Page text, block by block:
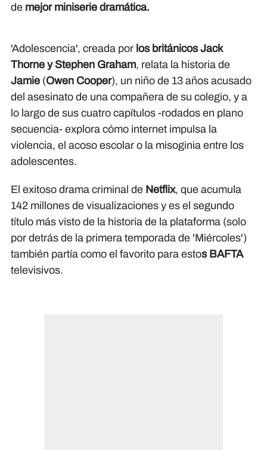
de mejor miniserie dramática.
'Adolescencia', creada por los británicos Jack
Thorne y Stephen Graham, relata la historia de
Jamie (Owen Cooper), un niño de 13 años acusado
del asesinato de una compañera de su colegio, y a
lo largo de sus cuatro capítulos -rodados en plano
secuencia- explora cómo internet impulsa la
violencia, el acoso escolar o la misoginia entre los
adolescentes.
El exitoso drama criminal de Netflix, que acumula
142 millones de visualizaciones y es el segundo
título más visto de la historia de la plataforma (solo
por detrás de la primera temporada de 'Miércoles')
también partía como el favorito para estos BAFTA
televisivos.